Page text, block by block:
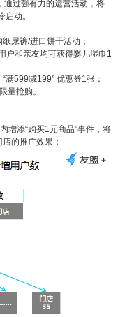
通过强有力的运营活动，将
启动。
纸尿裤/进口饼干活动；
户和亲友均可获得婴儿湿巾 1
“满599减199” 优惠券1张；
量抢购。
内增添“购买1元商品”事件，将
的推广效果；